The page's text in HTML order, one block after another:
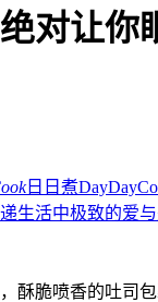
对让你
日日煮
生活中极致的爱与
酥脆喷香的吐司